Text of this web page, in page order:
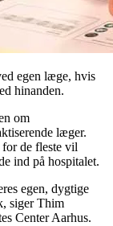
egen læge, hvis
hinanden.
om
læger.
for de fleste vil
ind på hospitalet.
egen, dygtige
siger Thim
Center Aarhus.